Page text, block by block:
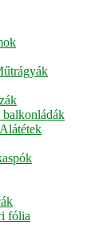
fólia